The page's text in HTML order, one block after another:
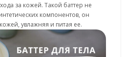
за кожей. Такой баттер не
компонентов, он
увлажняя и питая ее.